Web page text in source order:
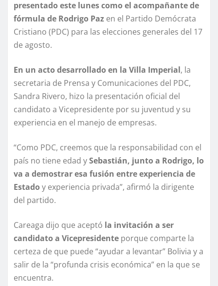
presentado este lunes como el acompañante de
fórmula de Rodrigo Paz en el Partido Demócrata
Cristiano (PDC) para las elecciones generales del 17
de agosto.
En un acto desarrollado en la Villa Imperial, la
secretaria de Prensa y Comunicaciones del PDC,
Sandra Rivero, hizo la presentación oficial del
candidato a Vicepresidente por su juventud y su
experiencia en el manejo de empresas.
“Como PDC, creemos que la responsabilidad con el
país no tiene edad ySebastián, junto a Rodrigo, lo
va a demostrar esa fusión entre experiencia de
Estado y experiencia privada”, afirmó la dirigente
del partido.
Careaga dijo que aceptó la invitación a ser
candidato a Vicepresidente porque comparte la
certeza de que puede “ayudar a levantar” Bolivia y a
salir de la “profunda crisis económica” en la que se
encuentra.